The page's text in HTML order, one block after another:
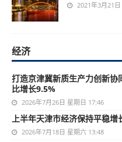
2021年3月21
经济
打造京津冀新质生产力创新
比增长9.5%
2026年7月26日 星期日 17:46
上半年天津市经济保持平稳
2026年7月18日 星期六 13:48